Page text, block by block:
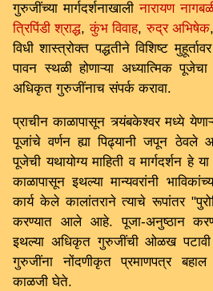
गुरुजींच्या मार्गदर्शनाखालीनारायण
त्रिपिंडी श्राद्ध,कुंभ विवाह,रुद्र अभिषेक
विधी शास्त्रोक्त पद्धतीने विशिष्ट
पावन स्थळी होणाऱ्या अध्यात्मिक
अधिकृत गुरुजींनाच संपर्क करावा.
प्राचीन काळापासून त्र्यंबकेश्वर मध्ये
पूजांचे वर्णन ह्या पिढ्यानी जपून ठेवले
पूजेची यथायोग्य माहिती व मार्गदर्शन
काळापासून इथल्या मान्यवरांनी
कार्य केले कालांतराने त्याचे रूपांतर
करण्यात आले आहे. पूजा-अनुष्ठान
इथल्या अधिकृत गुरुजींची ओळख पटावी
गुरुजींना नोंदणीकृत प्रमाणपत्र
काळजी घेते.